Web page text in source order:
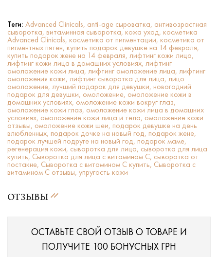
Теги: Advanced Clinicals, anti-age сыроватка, антивозрастная
сыворотка, витаминная сыворотка,кожа уход, косметика
Advanced Clinicals, косметика от пигментации, косметика от
пигментных пятен, купить подарок девушке на 14 февраля,
купить подарок жене на 14 февраля, лифтинг кожи лица,
лифтинг кожи лица в домашних условиях, лифтинг
омоложение кожи лица, лифтинг омоложение лица, лифтинг
омоложения кожи, лифтинг сыворотка для лица, лицо
омоложение, лучший подарок для девушки, новогодний
подарок для девушки, омоложение, омоложение кожи в
домашних условиях, омоложение кожи вокруг глаз,
омоложение кожи глаз, омоложение кожи лица в домашних
условиях, омоложение кожи лица и тела, омоложение кожи
отзывы, омоложение кожи шеи, подарок девушке на день
влюбленных, подарок дочке на новый год, подарок жене,
подарок лучшей подруге на новый год, подарок маме,
регенерация кожи, сыворотка для лица, сыворотка для лица
купить, Сыворотка для лица с витамином C, сыворотка от
постакне, Сыворотка с витамином C купить, Сыворотка с
витамином C отзывы, упругость кожи
ОТЗЫВЫ
ОСТАВЬТЕ СВОЙ ОТЗЫВ О ТОВАРЕ И
ПОЛУЧИТЕ 100 БОНУСНЫХ ГРН